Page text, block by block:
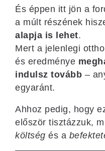
És éppen itt jön a
a múlt részének
alapja is lehet.
Mert a jelenlegi
és eredménye
indulsz tovább –
egyaránt.
Ahhoz pedig, hogy
először tisztázzuk,
költség és a